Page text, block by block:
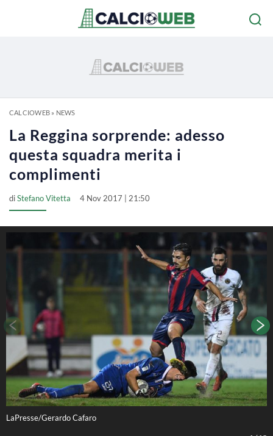
CALCIOWEB» NEWS
La Reggina sorprende: adesso
questa squadra merita i
complimenti
diStefano Vitetta 4 Nov 2017 | 21:50
LaPresse/Gerardo Cafaro